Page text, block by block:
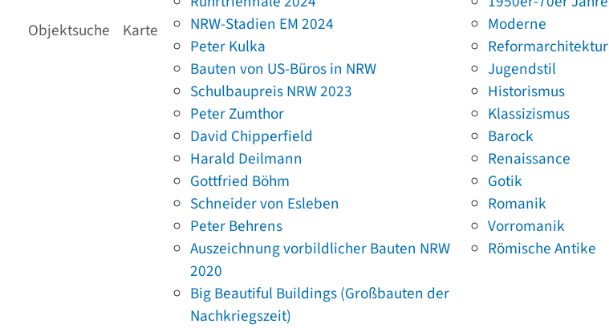
Objektsuche Karte
NRW-Stadien EM 2024
Peter Kulka
Bauten von US-Büros in NRW
Schulbaupreis NRW 2023
Peter Zumthor
David Chipperfield
Harald Deilmann
Gottfried Böhm
Schneider von Esleben
Peter Behrens
Auszeichnung vorbildlicher Bauten NRW
2020
Big Beautiful Buildings (Großbauten der
Nachkriegszeit)
Moderne
Reformarchitektur
Jugendstil
Historismus
Klassizismus
Barock
Renaissance
Gotik
Romanik
Vorromanik
Römische Antike